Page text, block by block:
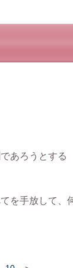
あろうとする
を手放して、